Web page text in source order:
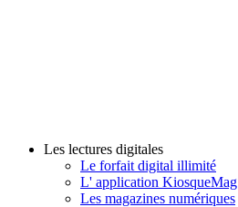
Les lectures digitales
Le forfait digital illimité
L' application KiosqueMag
Les magazines numériques